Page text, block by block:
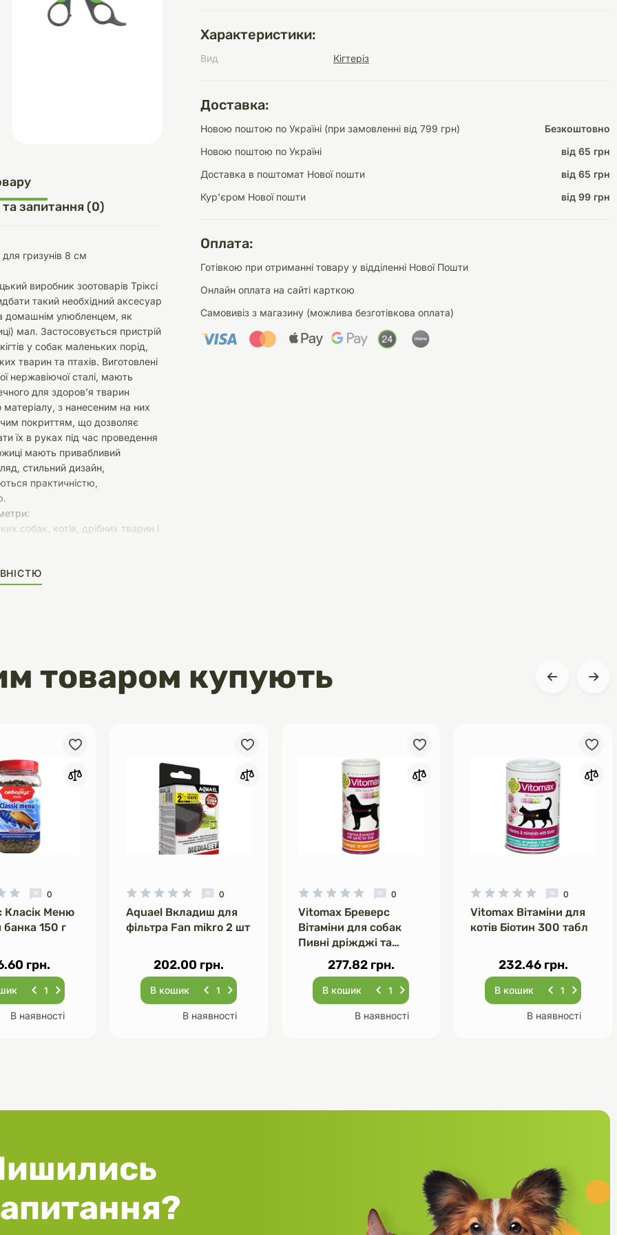
Переноски
та аскесуари
Інструменти для
догляду
Амуніція
Засоби для догляду
Аксесуари
Характеристики:
Вид Кігтеріз
Доставка:
Новою поштою по Україні (при замовленні від 799 грн)
Безкоштовно
Новою поштою по Україні
від 65 грн
Доставка в поштомат Нової пошти
від 65 грн
Курʼєром Нової пошти
від 99 грн
Оплата:
Готівкою при отриманні товару у відділенні Нової Пошти
Онлайн оплата на сайті карткою
Самовивіз з магазину (можлива безготівкова оплата)
та запитання (0)
для гризунів 8 см
виробник зоотоварів Тріксі
такий необхідний аксесуар
домашнім улюбленцем, як
мал. Застосовується пристрій
у собак маленьких порід,
тварин та птахів. Виготовлені
нержавіючої сталі, мають
для здоров’я тварин
матеріалу, з нанесеним на них
покриттям, що дозволяє
їх в руках під час проведення
мають привабливий
стильний дизайн,
практичністю,
собак, котів, дрібних тварин і
з гумовим покриттям.
товаром купують
0
Класік Меню
150 г
грн.
В наявності
0
Aquael Вкладиш для
фільтра Fan mikro 2 шт
202.00 грн.
В кошик
В наявності
0
Vitomax Бреверс
Вітаміни для собак
Пивні дріжджі та
Часник 120 табл
277.82 грн.
В кошик
В наявності
0
Vitomax Вітаміни для
котів Біотин 300 табл
232.46 грн.
В кошик
В наявності